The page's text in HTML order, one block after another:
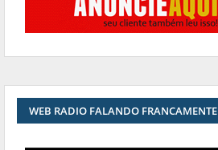
WEB RADIO FALANDO FRANCAMENTE